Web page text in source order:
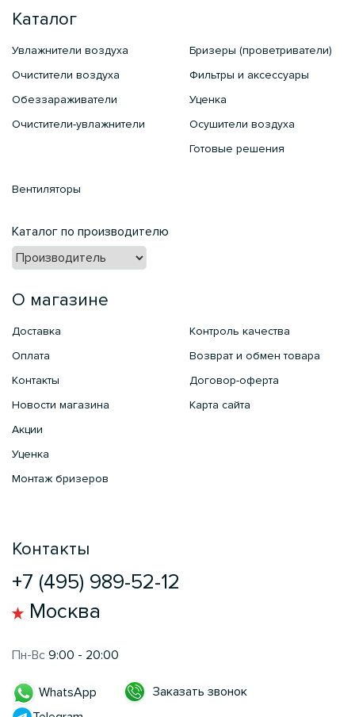
Каталог
Увлажнители воздуха
Очистители воздуха
Обеззараживатели
Очистители-увлажнители
Бризеры (проветриватели)
Фильтры и аксессуары
Уценка
Осушители воздуха
Готовые решения
Вентиляторы
Каталог по производителю
О магазине
Доставка
Оплата
Контакты
Новости магазина
Акции
Уценка
Монтаж бризеров
Контроль качества
Возврат и обмен товара
Договор-оферта
Карта сайта
Контакты
+7 (495) 989-52-12
Москва
Пн-Вс 9:00 - 20:00
WhatsApp
Заказать звонок